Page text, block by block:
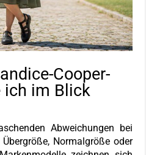
Cooper-
ich im Blick
Abweichungen bei
Normalgröße oder